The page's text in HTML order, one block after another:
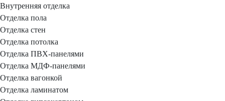
Внутренняя отделка
Отделка пола
Отделка стен
Отделка потолка
Отделка ПВХ-панелями
Отделка МДФ-панелями
Отделка вагонкой
Отделка ламинатом